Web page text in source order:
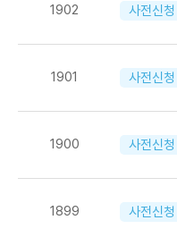
1902 사전신청
1901 사전신청
1900 사전신청
1899 사전신청